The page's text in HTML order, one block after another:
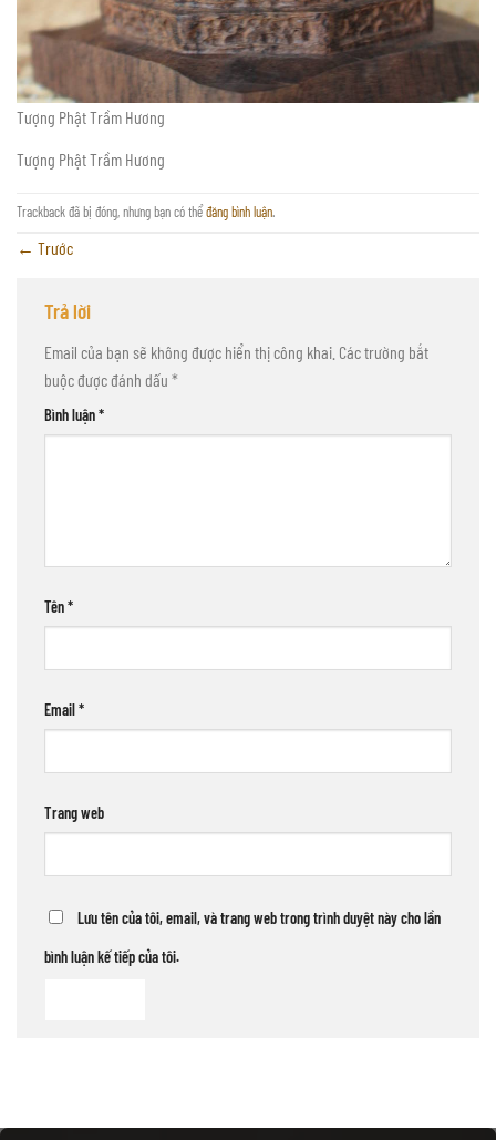
Tượng Phật Trầm Hương
Tượng Phật Trầm Hương
Trackback đã bị đóng, nhưng bạn có thểđăng bình luận.
← Trước
Trả lời
Email của bạn sẽ không được hiển thị công khai. Các trường bắt
buộc được đánh dấu *
Bình luận*
Tên*
Email*
Trang web
Lưu tên của tôi, email, và trang web trong trình duyệt này cho lần
bình luận kế tiếp của tôi.